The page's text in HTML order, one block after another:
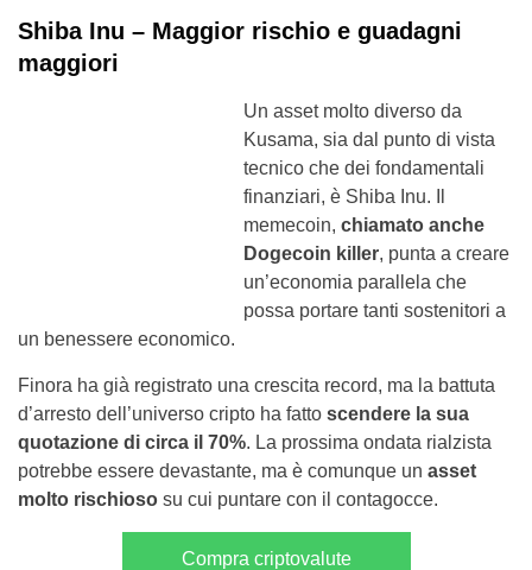
Shiba Inu – Maggior rischio e guadagni
maggiori
Un asset molto diverso da
Kusama, sia dal punto di vista
tecnico che dei fondamentali
finanziari, è Shiba Inu. Il
memecoin, chiamato anche
Dogecoin killer, punta a creare
un’economia parallela che
possa portare tanti sostenitori a
un benessere economico.
Finora ha già registrato una crescita record, ma la battuta
d’arresto dell’universo cripto ha fatto scendere la sua
quotazione di circa il 70%. La prossima ondata rialzista
potrebbe essere devastante, ma è comunque un asset
molto rischioso su cui puntare con il contagocce.
Compra criptovalute